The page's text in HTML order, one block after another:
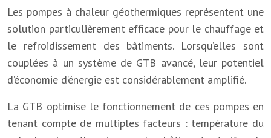
Les pompes à chaleur géothermiques représentent une
solution particulièrement efficace pour le chauffage et
le refroidissement des bâtiments. Lorsqu’elles sont
couplées à un système de GTB avancé, leur potentiel
d’économie d’énergie est considérablement amplifié.
La GTB optimise le fonctionnement de ces pompes en
tenant compte de multiples facteurs : température du